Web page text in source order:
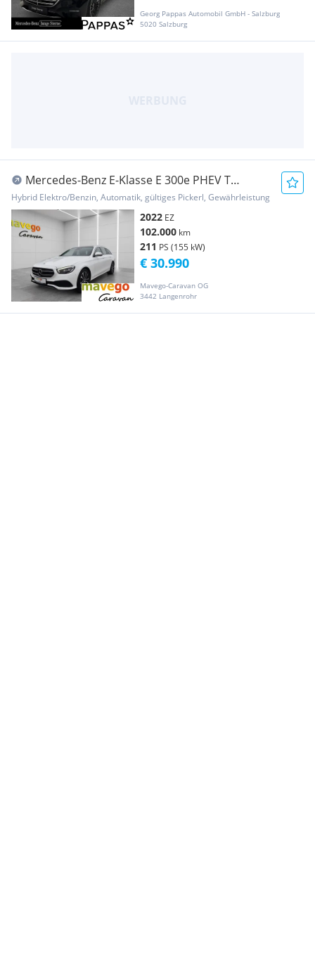
Georg Pappas Automobil GmbH - Salzburg
5020 Salzburg
Mercedes-Benz E-Klasse E 300e PHEV T
Avantgarde Aut. **ERSTBESITZ*GARA...
Hybrid Elektro/Benzin, Automatik, gültiges Pickerl, Gewährleistung
2022 EZ
102.000 km
211 PS (155 kW)
Mavego-Caravan OG
3442 Langenrohr
€ 30.990